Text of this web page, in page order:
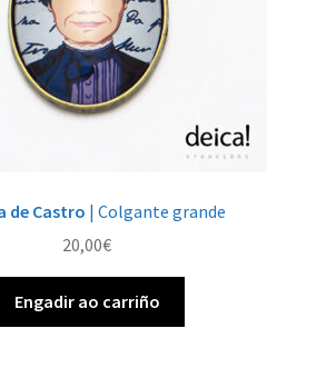
de Castro | Colgante grande
20,00€
Engadir ao carriño